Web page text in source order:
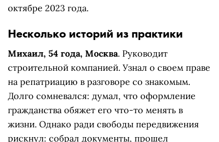
октябре 2023 года.
Несколько историй из практики
Михаил, 54 года, Москва. Руководит
строительной компанией. Узнал о своем праве
на репатриацию в разговоре со знакомым.
Долго сомневался: думал, что оформление
гражданства обяжет его что-то менять в
жизни. Однако ради свободы передвижения
рискнул: собрал документы, прошел